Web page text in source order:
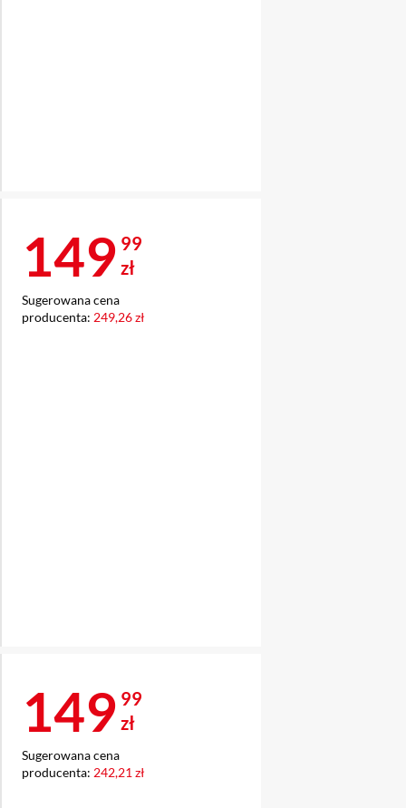
Cena 149,99 zł
149 99
zł
Sugerowana cena
producenta: 249,26 zł
Cena 149,99 zł
149 99
zł
Sugerowana cena
producenta: 242,21 zł